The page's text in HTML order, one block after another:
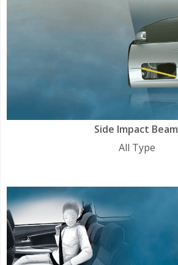
Side Impact Beam
All Type